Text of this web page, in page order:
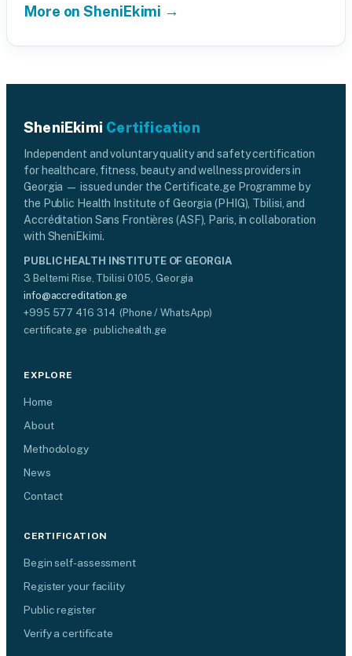
More on SheniEkimi →
SheniEkimi Certification
Independent and voluntary quality and safety certification
for healthcare, fitness, beauty and wellness providers in
Georgia — issued under the Certificate.ge Programme by
the Public Health Institute of Georgia (PHIG), Tbilisi, and
Accréditation Sans Frontières (ASF), Paris, in collaboration
with SheniEkimi.
PUBLIC HEALTH INSTITUTE OF GEORGIA
3 Beltemi Rise, Tbilisi 0105, Georgia
info@accreditation.ge
+995 577 416 314 (Phone / WhatsApp)
certificate.ge · publichealth.ge
EXPLORE
Home
About
Methodology
News
Contact
CERTIFICATION
Begin self-assessment
Register your facility
Public register
Verify a certificate